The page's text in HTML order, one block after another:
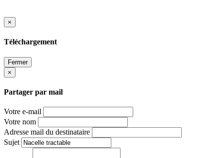
×
Téléchargement
Fermer
×
Partager par mail
Votre e-mail
Votre nom
Adresse mail du destinataire
Sujet